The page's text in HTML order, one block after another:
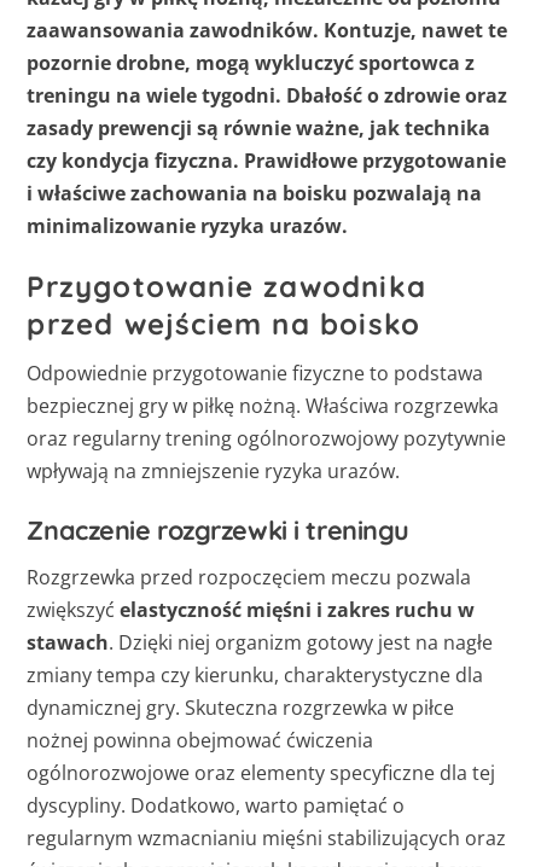
zaawansowania zawodników. Kontuzje, nawet te
pozornie drobne, mogą wykluczyć sportowca z
treningu na wiele tygodni. Dbałość o zdrowie oraz
zasady prewencji są równie ważne, jak technika
czy kondycja fizyczna. Prawidłowe przygotowanie
i właściwe zachowania na boisku pozwalają na
minimalizowanie ryzyka urazów.
Przygotowanie zawodnika
przed wejściem na boisko
Odpowiednie przygotowanie fizyczne to podstawa
bezpiecznej gry w piłkę nożną. Właściwa rozgrzewka
oraz regularny trening ogólnorozwojowy pozytywnie
wpływają na zmniejszenie ryzyka urazów.
Znaczenie rozgrzewki i treningu
Rozgrzewka przed rozpoczęciem meczu pozwala
zwiększyćelastyczność mięśni i zakres ruchu w
stawach. Dzięki niej organizm gotowy jest na nagłe
zmiany tempa czy kierunku, charakterystyczne dla
dynamicznej gry. Skuteczna rozgrzewka w piłce
nożnej powinna obejmować ćwiczenia
ogólnorozwojowe oraz elementy specyficzne dla tej
dyscypliny. Dodatkowo, warto pamiętać o
regularnym wzmacnianiu mięśni stabilizujących oraz